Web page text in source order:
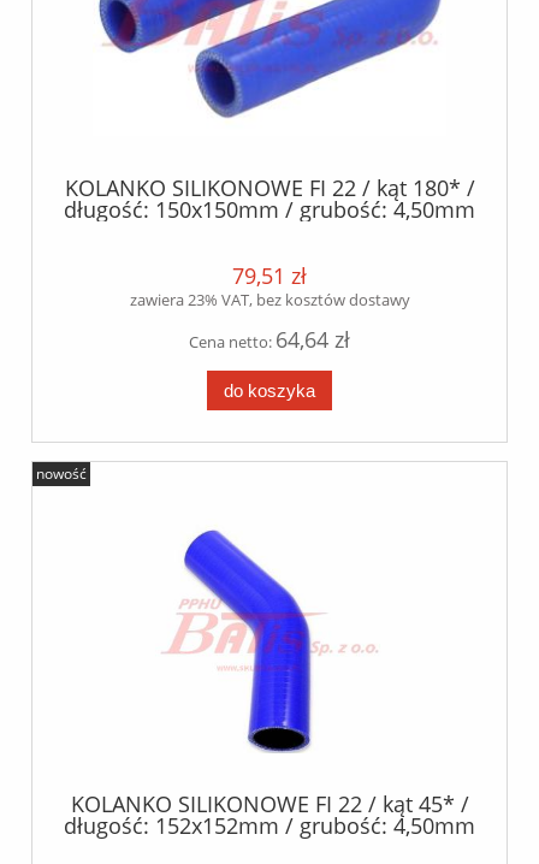
KOLANKO SILIKONOWE FI 22 / kąt 180* /
długość: 150x150mm / grubość: 4,50mm
+/- 0.5mm / silikon+poliester /
79,51 zł
zawiera 23% VAT, bez kosztów dostawy
Cena netto: 64,64 zł
do koszyka
KOLANKO SILIKONOWE FI 22 / kąt 45* /
długość: 152x152mm / grubość: 4,50mm
+/- 0.5mm / silikon+poliester /
nowość